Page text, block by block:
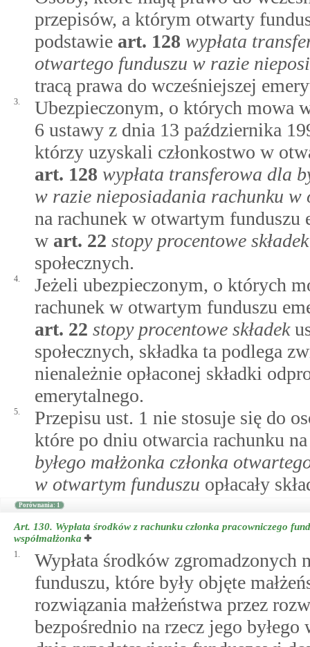
przepisów, a którym otwarty
podstawie art. 128 wypłata
otwartego funduszu w razie
tracą prawa do wcześniejszej
3.
Ubezpieczonym, o których mowa
6 ustawy z dnia 13 października
którzy uzyskali członkostwo w
art. 128 wypłata transferowa dla
w razie nieposiadania rachunku w
na rachunek w otwartym funduszu
w art. 22 stopy procentowe składek
społecznych.
4.
Jeżeli ubezpieczonym, o których
rachunek w otwartym funduszu
art. 22 stopy procentowe składek
społecznych, składka ta podlega
nienależnie opłaconej składki
emerytalnego.
5.
Przepisu ust. 1 nie stosuje się do
które po dniu otwarcia rachunku
byłego małżonka członka
w otwartym funduszu opłacały
Porównania: 1
Art. 130. Wypłata środków z rachunku członka pracowniczego
współmałżonka
1.
Wypłata środków zgromadzonych
funduszu, które były objęte
rozwiązania małżeństwa przez
bezpośrednio na rzecz jego